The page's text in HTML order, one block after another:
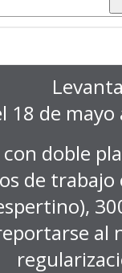
18 de
con doble
de
al